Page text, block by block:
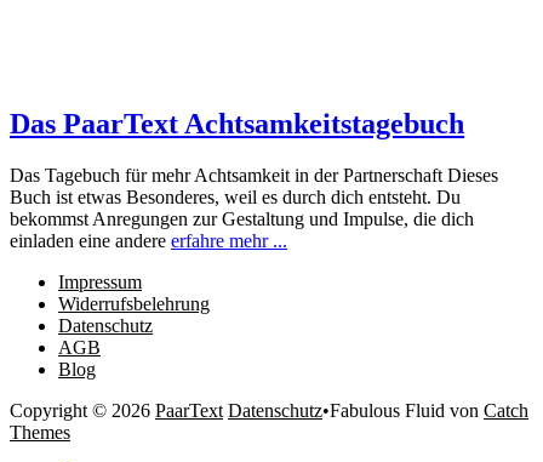
Das PaarText Achtsamkeitstagebuch
Das Tagebuch für mehr Achtsamkeit in der Partnerschaft Dieses
Buch ist etwas Besonderes, weil es durch dich entsteht. Du
bekommst Anregungen zur Gestaltung und Impulse, die dich
einladen eine andere erfahre mehr ...
Impressum
Widerrufsbelehrung
Datenschutz
AGB
Blog
Copyright © 2026 PaarText Datenschutz•Fabulous Fluid von Catch
Themes